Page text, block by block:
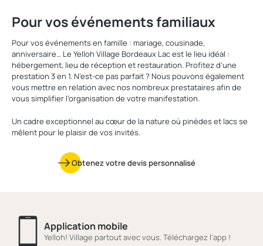
Pour vos événements familiaux
Pour vos événements en famille : mariage, cousinade,
anniversaire… Le Yelloh Village Bordeaux Lac est le lieu idéal :
hébergement, lieu de réception et restauration. Profitez d’une
prestation 3 en 1. N’est-ce pas parfait ? Nous pouvons également
vous mettre en relation avec nos nombreux prestataires afin de
vous simplifier l’organisation de votre manifestation.
Un cadre exceptionnel au cœur de la nature où pinèdes et lacs se
mêlent pour le plaisir de vos invités.
Obtenez votre devis personnalisé
Application mobile
Yelloh! Village partout avec vous. Téléchargez l'app !